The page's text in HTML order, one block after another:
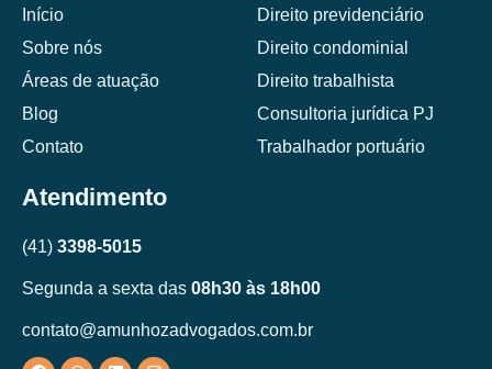
Início
Sobre nós
Áreas de atuação
Blog
Contato
Direito previdenciário
Direito condominial
Direito trabalhista
Consultoria jurídica PJ
Trabalhador portuário
Atendimento
(41) 3398-5015
Segunda a sexta das 08h30 às 18h00
contato@amunhozadvogados.com.br